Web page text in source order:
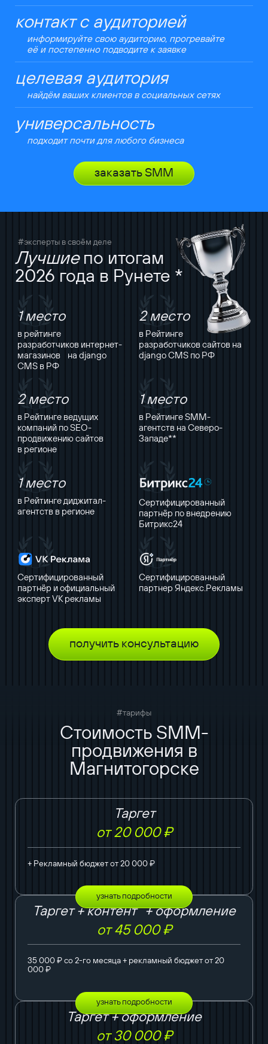
контакт с аудиторией
информируйте свою аудиторию, прогревайте
её и постепенно подводите к заявке
целевая аудитория
найдём ваших клиентов в социальных сетях
универсальность
подходит почти для любого бизнеса
заказать SMM
#эксперты в своём деле
Лучшиепо итогам
2026 года в Рунете *
1 место
в рейтинге
разработчиков интернет-
магазинов на django
CMS в РФ
2 место
в Рейтинге
разработчиков сайтов на
django CMS по РФ
2 место
в Рейтинге ведущих
компаний по SEO-
продвижению сайтов
в регионе
1 место
в Рейтинге SMM-
агентств на Северо-
Западе**
1 место
в Рейтинге диджитал-
агентств в регионе
Сертифицированный
партнёр по внедрению
Битрикс24
Сертифицированный
партнёр и официальный
эксперт VK рекламы
Сертифицированный
партнер Яндекс.Рекламы
получить консультацию
#тарифы
Стоимость SMM-
продвижения в
Магнитогорске
Таргет
от 20 000 ₽
+ Рекламный бюджет от 20 000 ₽
узнать подробности
Таргет + контент + оформление
от 45 000 ₽
35 000 ₽ со 2-го месяца + рекламный бюджет от 20
000 ₽
узнать подробности
Таргет + оформление
от 30 000 ₽